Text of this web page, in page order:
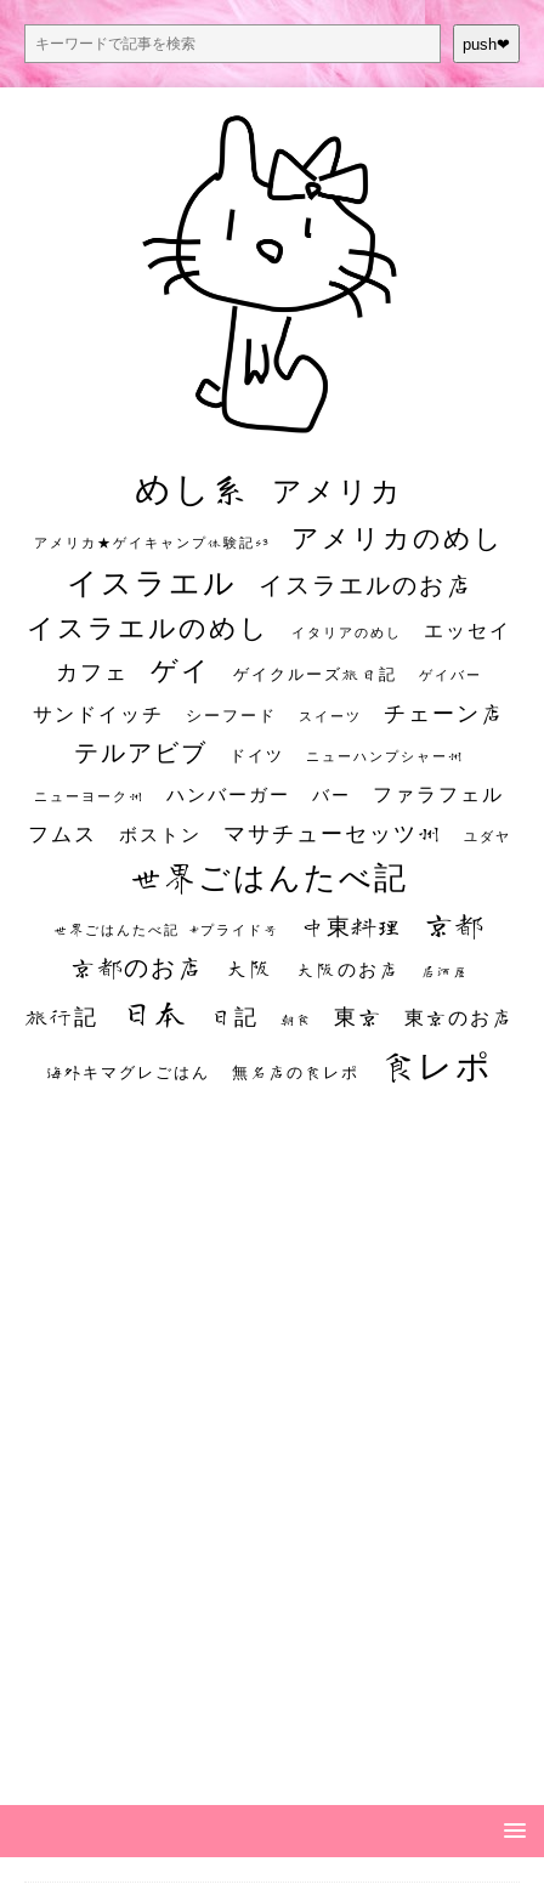
push❤︎
めし系 アメリカ
アメリカ★ゲイキャンプ体験記S3 アメリカのめし
イスラエル イスラエルのお店
イスラエルのめし イタリアのめし エッセイ
カフェ ゲイ ゲイクルーズ旅日記 ゲイバー
サンドイッチ シーフード スイーツ チェーン店
テルアビブ ドイツ ニューハンプシャー州
ニューヨーク州 ハンバーガー バー ファラフェル
フムス ボストン マサチューセッツ州 ユダヤ
世界ごはんたべ記
世界ごはんたべ記 #プライド号 中東料理 京都
京都のお店 大阪 大阪のお店 居酒屋
旅行記 日本 日記 朝食 東京 東京のお店
海外キマグレごはん 無名店の食レポ 食レポ